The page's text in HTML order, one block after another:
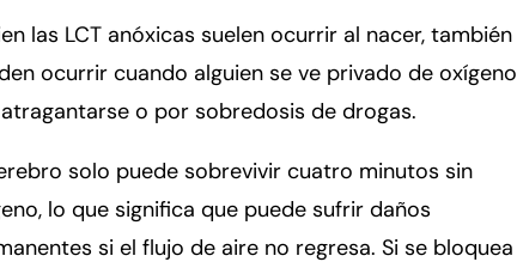
las LCT anóxicas suelen ocurrir al nacer, también
ocurrir cuando alguien se ve privado de oxígeno
o por sobredosis de drogas.
solo puede sobrevivir cuatro minutos sin
lo que significa que puede sufrir daños
si el flujo de aire no regresa. Si se bloquea